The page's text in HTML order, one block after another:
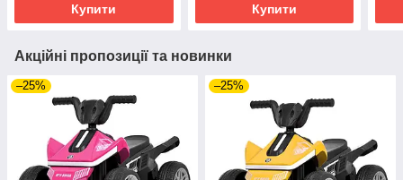
Купити Купити
Акційні пропозиції та новинки
–25% –25%